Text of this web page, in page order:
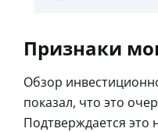
Признаки
Обзор
показал, что это
Подтверждается